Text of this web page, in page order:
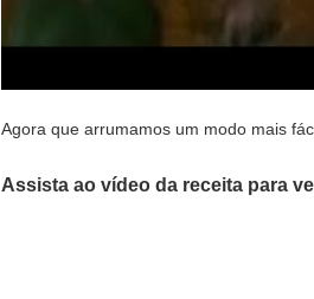
Agora que arrumamos um modo mais
Assista ao vídeo da receita para